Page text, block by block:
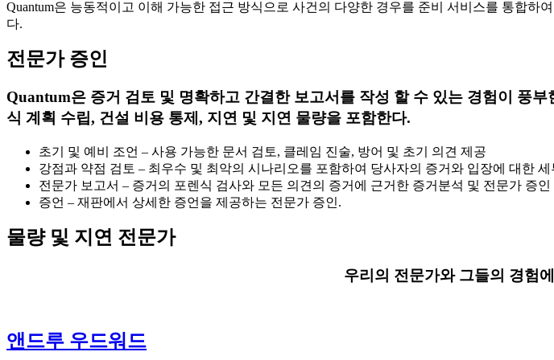
Quantum은 능동적이고 이해 가능한 접근 방식으로 사건의 다양한 경우를 준비 서비스를 통합
다.
전문가 증인
Quantum은 증거 검토 및 명확하고 간결한 보고서를 작성 할 수 있는 경험이 풍
식 계획 수립, 건설 비용 통제, 지연 및 지연 물량을 포함한다.
초기 및 예비 조언 – 사용 가능한 문서 검토, 클레임 진술, 방어 및 초기 의견 제공
강점과 약점 검토 – 최우수 및 최악의 시나리오를 포함하여 당사자의 증거와 입장에 대한
전문가 보고서 – 증거의 포렌식 검사와 모든 의견의 증거에 근거한 증거분석 및 전문가 증인
증언 – 재판에서 상세한 증언을 제공하는 전문가 증인.
물량 및 지연 전문가
우리의 전문가와 그들의 경험
앤드루 우드워드